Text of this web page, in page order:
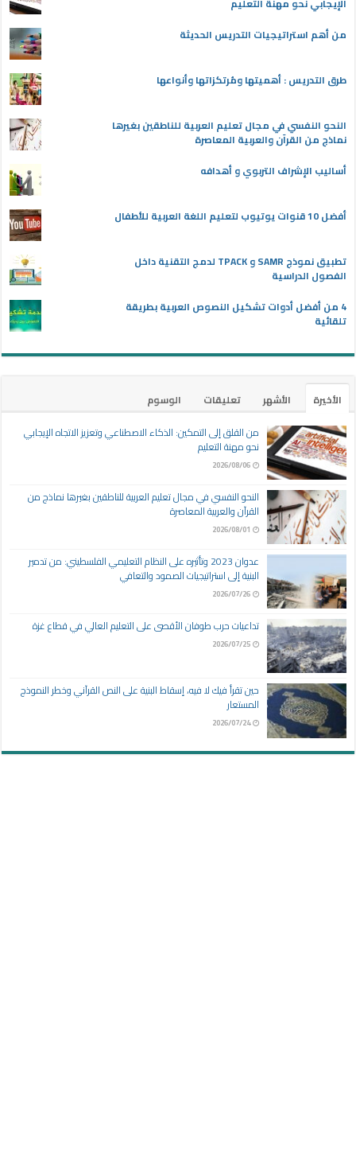
من أهم استراتيجيات التدريس الحديثة
طرق التدريس : أهميتها ومُرتكزاتها وأنواعها
النحو النفسي في مجال تعليم العربية للناطقين بغيرها
نماذج من القرآن والعربية المعاصرة
أساليب الإشراف التربوي و أهدافه
أفضل 10 قنوات يوتيوب لتعليم اللغة العربية للأطفال
تطبيق نموذج SAMR و TPACK لدمج التقنية داخل
الفصول الدراسية
4 من أفضل أدوات تشكيل النصوص العربية بطريقة
تلقائية
الأخيرة الأشهر تعليقات
الوسوم
من القلق إلى التمكين: الذكاء الاصطناعي وتعزيز الاتجاه الإيجابي
نحو مهنة التعليم
2026/08/06
النحو النفسي في مجال تعليم العربية للناطقين بغيرها نماذج من
القرآن والعربية المعاصرة
2026/08/01
عدوان 2023 وتأثيره على النظام التعليمي الفلسطيني: من تدمير
البنية إلى استراتيجيات الصمود والتعافي
2026/07/26
تداعيات حرب طوفان الأقصى على التعليم العالي في قطاع غزة
2026/07/25
حين تقرأ فيك لا فيه، إسقاط البنية على النص القرآني وخطر النموذج
المستعار
2026/07/24